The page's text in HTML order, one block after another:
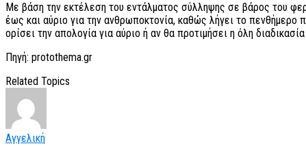
Με βάση την εκτέλεση του εντάλματος σύλληψης σε βάρος του
έως και αύριο για την ανθρωποκτονία, καθώς λήγει το πενθήμερο
ορίσει την απολογία για αύριο ή αν θα προτιμήσει η όλη
Πηγή: protothema.gr
Related Topics
Αγγελική